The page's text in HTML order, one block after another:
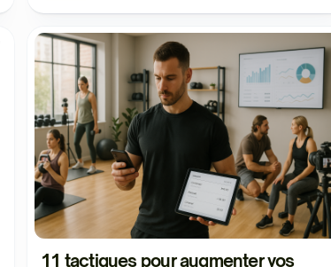
11 tactiques pour augmenter vos